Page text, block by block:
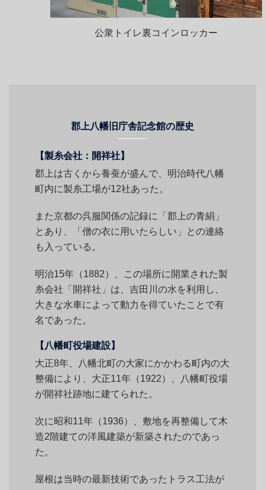
公衆トイレ裏コインロッカー
郡上八幡旧庁舎記念館の歴史
【製糸会社：開祥社】
郡上は古くから養蚕が盛んで、明治時代八幡
町内に製糸工場が12社あった。
また京都の呉服関係の記録に「郡上の青絹」
とあり、「僧の衣に用いたらしい」との連絡
も入っている。
明治15年（1882）、この場所に開業された製
糸会社「開祥社」は、吉田川の水を利用し、
大きな水車によって動力を得ていたことで有
名であった。
【八幡町役場建設】
大正8年、八幡北町の大家にかかわる町内の大
整備により、大正11年（1922）、八幡町役場
が開祥社跡地に建てられた。
次に昭和11年（1936）、敷地を再整備して木
造2階建ての洋風建築が新築されたのであっ
た。
屋根は当時の最新技術であったトラス工法が